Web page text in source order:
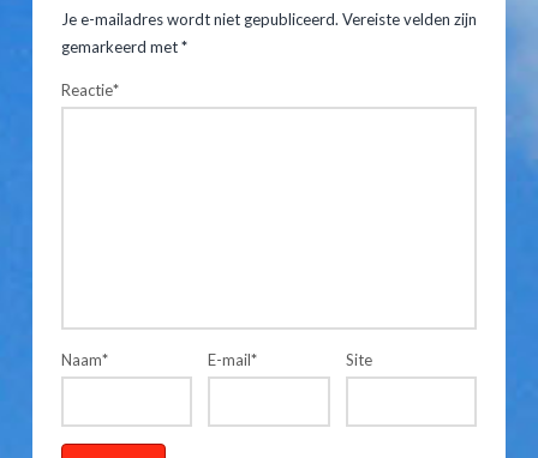
Route & Contact
Je e-mailadres wordt niet gepubliceerd. Vereiste velden zijn
gemarkeerd met*
Reactie*
Naam* E-mail* Site